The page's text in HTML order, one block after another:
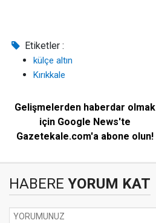
Etiketler :
külçe altın
Kırıkkale
Gelişmelerden haberdar olmak
için Google News'te
Gazetekale.com'a abone olun!
HABERE YORUM KAT